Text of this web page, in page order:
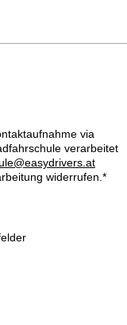
via
verarbeitet
widerrufen.*